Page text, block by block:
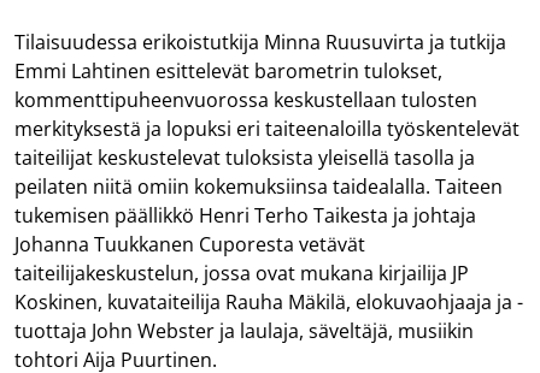
Tilaisuudessa erikoistutkija Minna Ruusuvirta ja tutkija
Emmi Lahtinen esittelevät barometrin tulokset,
kommenttipuheenvuorossa keskustellaan tulosten
merkityksestä ja lopuksi eri taiteenaloilla työskentelevät
taiteilijat keskustelevat tuloksista yleisellä tasolla ja
peilaten niitä omiin kokemuksiinsa taidealalla. Taiteen
tukemisen päällikkö Henri Terho Taikesta ja johtaja
Johanna Tuukkanen Cuporesta vetävät
taiteilijakeskustelun, jossa ovat mukana kirjailija JP
Koskinen, kuvataiteilija Rauha Mäkilä, elokuvaohjaaja ja -
tuottaja John Webster ja laulaja, säveltäjä, musiikin
tohtori Aija Puurtinen.